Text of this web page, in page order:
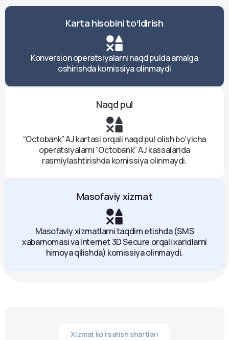
Karta hisobini toʻldirish
Konversion operatsiyalarni naqd pulda amalga
oshirishda komissiya olinmaydi
Naqd pul
“Octobank” AJ kartasi orqali naqd pul olish bo‘yicha
operatsiyalarni “Octobank” AJ kassalarida
rasmiylashtirishda komissiya olinmaydi.
Masofaviy xizmat
Masofaviy xizmatlarni taqdim etishda (SMS
xabarnomasi va Internet 3D Secure orqali xaridlarni
himoya qilishda) komissiya olinmaydi.
Xizmat ko'rsatish shartlari